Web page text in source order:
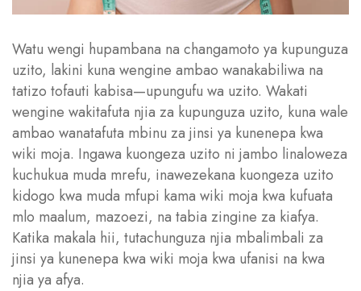
Watu wengi hupambana na changamoto ya kupunguza
uzito, lakini kuna wengine ambao wanakabiliwa na
tatizo tofauti kabisa—upungufu wa uzito. Wakati
wengine wakitafuta njia za kupunguza uzito, kuna wale
ambao wanatafuta mbinu za jinsi ya kunenepa kwa
wiki moja. Ingawa kuongeza uzito ni jambo linaloweza
kuchukua muda mrefu, inawezekana kuongeza uzito
kidogo kwa muda mfupi kama wiki moja kwa kufuata
mlo maalum, mazoezi, na tabia zingine za kiafya.
Katika makala hii, tutachunguza njia mbalimbali za
jinsi ya kunenepa kwa wiki moja kwa ufanisi na kwa
njia ya afya.